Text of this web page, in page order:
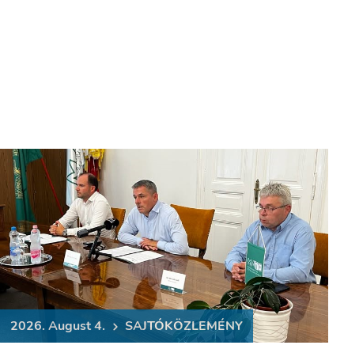
2026. August 4. ​SAJTÓKÖZLEMÉNY